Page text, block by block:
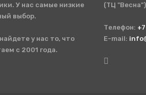
У нас самые низкие
выбор.
у нас то, что
с 2001 года.
(ТЦ "Весна")
Телефон:
E-mail: